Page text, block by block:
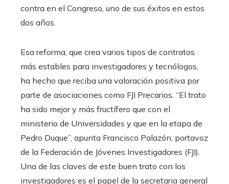
contra en el Congreso, uno de sus éxitos en estos
dos años.
Esa reforma, que crea varios tipos de contratos
más estables para investigadores y tecnólogos,
ha hecho que reciba una valoración positiva por
parte de asociaciones como FJI Precarios. “El trato
ha sido mejor y más fructífero que con el
ministerio de Universidades y que en la etapa de
Pedro Duque”, apunta Francisco Palazón, portavoz
de la Federación de Jóvenes Investigadores (FJI).
Una de las claves de este buen trato con los
investigadores es el papel de la secretaria general